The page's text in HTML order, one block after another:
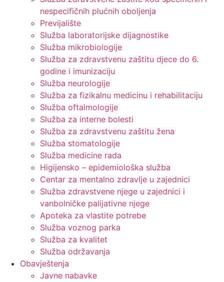
nespecifičnih plućnih oboljenja
Previjalište
Služba laboratorijske dijagnostike
Služba mikrobiologije
Služba za zdravstvenu zaštitu djece do 6.
godine i imunizaciju
Služba neurologije
Služba za fizikalnu medicinu i rehabilitaciju
Služba oftalmologije
Služba za interne bolesti
Služba za zdravstvenu zaštitu žena
Služba stomatologije
Služba medicine rada
Higijensko – epidemiološka služba
Centar za mentalno zdravlje u zajednici
Služba zdravstvene njege u zajednici i
vanbolničke palijativne njege
Apoteka za vlastite potrebe
Služba voznog parka
Služba za kvalitet
Služba održavanja
Obavještenja
Javne nabavke